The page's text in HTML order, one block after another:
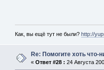
Как, вы ещё тут не были? http://
Re: Помогите хоть что-
« Ответ #28 : 24 Августа